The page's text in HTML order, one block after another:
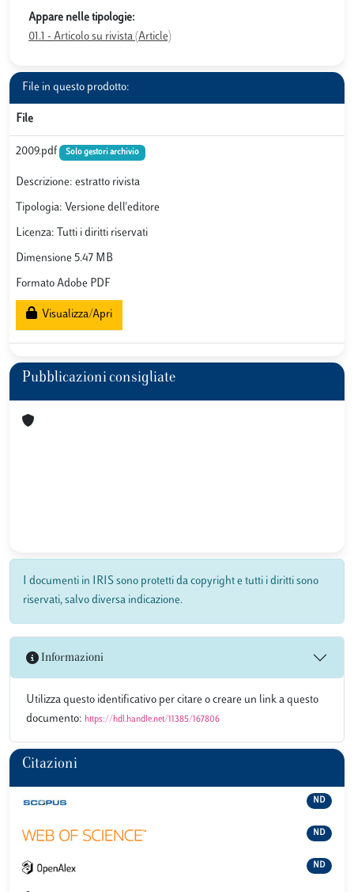
Appare nelle tipologie:
01.1 - Articolo su rivista (Article)
File in questo prodotto:
File
2009.pdf Solo gestori archivio
Descrizione: estratto rivista
Tipologia: Versione dell'editore
Licenza: Tutti i diritti riservati
Dimensione 5.47 MB
Formato Adobe PDF
Visualizza/Apri
Pubblicazioni consigliate
I documenti in IRIS sono protetti da copyright e tutti i diritti sono
riservati, salvo diversa indicazione.
Informazioni
Utilizza questo identificativo per citare o creare un link a questo
documento: https://hdl.handle.net/11385/167806
Citazioni
ND
ND
ND